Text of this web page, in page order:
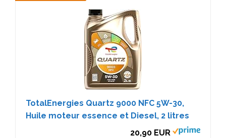
TotalEnergies Quartz 9000 NFC 5W-30,
Huile moteur essence et Diesel, 2 litres
20,90 EUR